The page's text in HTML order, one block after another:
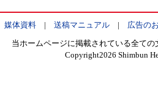
媒体資料| 送稿マニュアル| 広告の
当ホームページに掲載されている全て
Copyright2026 Shimbun